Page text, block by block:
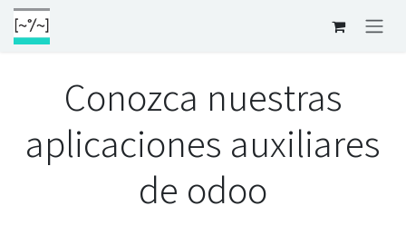
Ir al contenido
Conozca nuestras
aplicaciones auxiliares
de odoo